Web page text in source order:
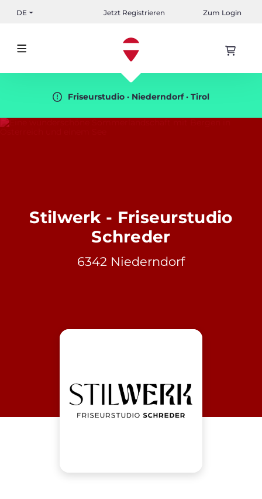
DE Jetzt Registrieren Zum Login
Friseurstudio · Niederndorf · Tirol
Stilwerk - Friseurstudio
Schreder
6342 Niederndorf